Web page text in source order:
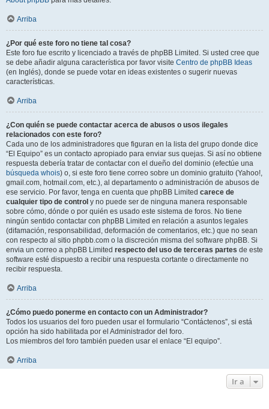
Arriba
¿Por qué este foro no tiene tal cosa?
Este foro fue escrito y licenciado a través de phpBB Limited. Si usted cree que
se debe añadir alguna característica por favor visite Centro de phpBB Ideas
(en Inglés), donde se puede votar en ideas existentes o sugerir nuevas
características.
Arriba
¿Con quién se puede contactar acerca de abusos o usos ilegales
relacionados con este foro?
Cada uno de los administradores que figuran en la lista del grupo donde dice
“El Equipo” es un contacto apropiado para enviar sus quejas. Si así no obtiene
respuesta debería tratar de contactar con el dueño del dominio (efectúe una
búsqueda whois) o, si este foro tiene correo sobre un dominio gratuito (Yahoo!,
gmail.com, hotmail.com, etc.), al departamento o administración de abusos de
ese servicio. Por favor, tenga en cuenta que phpBB Limited carece de
cualquier tipo de control y no puede ser de ninguna manera responsable
sobre cómo, dónde o por quién es usado este sistema de foros. No tiene
ningún sentido contactar con phpBB Limited en relación a asuntos legales
(difamación, responsabilidad, deformación de comentarios, etc.) que no sean
con respecto al sitio phpbb.com o la discreción misma del software phpBB. Si
envia un correo a phpBB Limited respecto del uso de terceras partes de este
software esté dispuesto a recibir una respuesta cortante o directamente no
recibir respuesta.
Arriba
¿Cómo puedo ponerme en contacto con un Administrador?
Todos los usuarios del foro pueden usar el formulario “Contáctenos”, si está
opción ha sido habilitada por el Administrador del foro.
Los miembros del foro también pueden usar el enlace “El equipo”.
Arriba
Ir a